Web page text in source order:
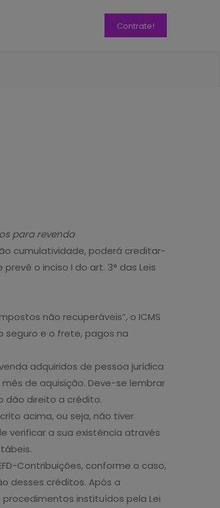
Contrate!
para revenda
cumulatividade, poderá creditar-
o inciso I do art. 3° das Leis
não recuperáveis”, o ICMS
e o frete, pagos na
adquiridos de pessoa jurídica
de aquisição. Deve-se lembrar
dão direito a crédito.
acima, ou seja, não tiver
verificar a sua existência através
Contribuições, conforme o caso,
desses créditos. Após a
instituídos pela Lei